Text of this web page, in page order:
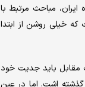
مباحث مرتبط با
که خیلی روشن از ابتدا
مقابل باید جدیت خود
اشت. اما در عین